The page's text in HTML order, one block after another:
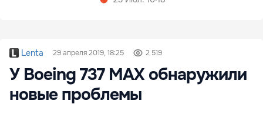
Lenta 29 апреля 2019, 18:25 2 519
У Boeing 737 MAX обнаружили
новые проблемы